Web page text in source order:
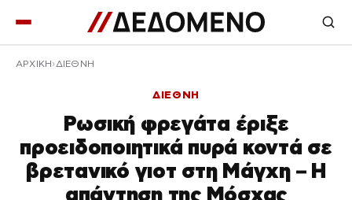
ΑΡΧΙΚΉ ΔΙΕΘΝΗ
ΔΙΕΘΝΗ
Ρωσική φρεγάτα έριξε
προειδοποιητικά πυρά κοντά σε
βρετανικό γιοτ στη Μάγχη – Η
απάντηση της Μόσχας